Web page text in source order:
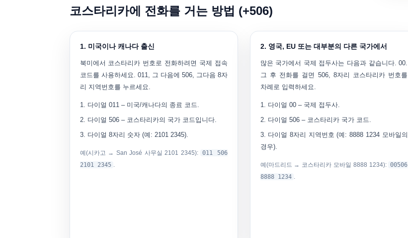
코스타리카에 전화를 거는 방법 (+506)
1. 미국이나 캐나다 출신
북미에서 코스타리카 번호로 전화하려면 국제 접속
코드를 사용하세요. 011, 그 다음에 506, 그다음 8자
리 지역번호를 누르세요.
다이얼 011– 미국/캐나다의 종료 코드.
다이얼 506– 코스타리카의 국가 코드입니다.
다이얼 8자리 숫자(예: 2101 2345).
예(시카고 → San José 사무실 2101 2345): 011 506
2101 2345 .
2. 영국, EU 또는 대부분의 다른 국가에서
많은 국가에서 국제 접두사는 다음과 같습니다.00.
그 후 전화를 걸면 506, 8자리 코스타리카 번호를
차례로 입력하세요.
다이얼 00– 국제 접두사.
다이얼 506– 코스타리카 국가 코드.
다이얼 8자리 지역번호 (예:8888 1234모바일의
경우).
예(마드리드 → 코스타리카 모바일 8888 1234): 00506
8888 1234 .